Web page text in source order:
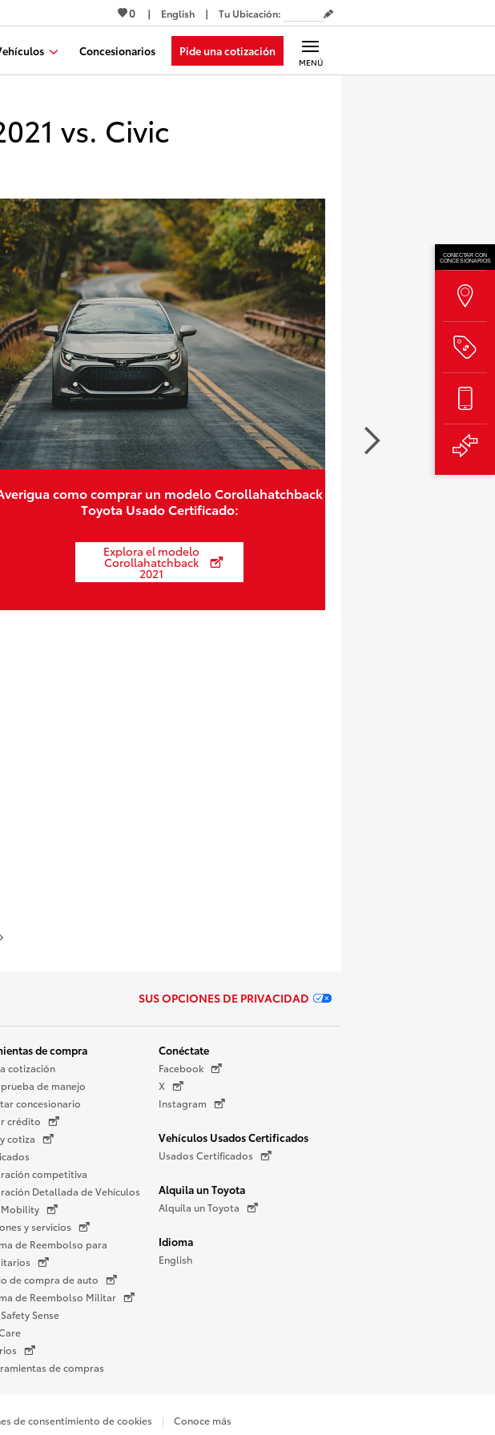
0 English Tu Ubicación:
Concesionarios Pide una cotización
MENÚ
vs. Civic
como comprar un modelo Corollahatchback
Toyota Usado Certificado:
Explora el modelo
Corollahatchback
2021
SUS OPCIONES DE PRIVACIDAD
de compra
cotización
de manejo
concesionario
crédito
cotiza
competitiva
Detallada de Vehículos
y servicios
de Reembolso para
de compra de auto
de Reembolso Militar
Sense
de compras
Conéctate
Facebook
X
Instagram
Vehículos Usados Certificados
Usados Certificados
Alquila un Toyota
Alquila un Toyota
Idioma
English
CONECTAR CON
CONCESIONARIOS
de consentimiento de cookies Conoce más